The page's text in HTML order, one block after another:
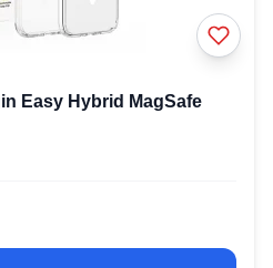
Easy Hybrid MagSafe